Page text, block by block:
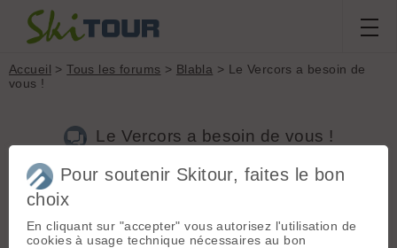
Accueil >Tous les forums > Blabla > Le Vercors a besoin de
vous !
Le Vercors a besoin de vous !
Nouveau sujet
Voir tous les sujets Chercher Archives
Pour soutenir Skitour, faites le bon
choix
En cliquant sur "accepter" vous autorisez l'utilisation de
cookies à usage technique nécessaires au bon